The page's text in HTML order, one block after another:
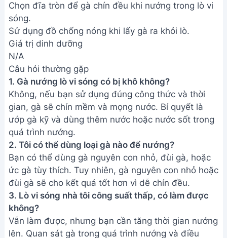
Chọn đĩa tròn để gà chín đều khi nướng trong lò vi
sóng.
Sử dụng đồ chống nóng khi lấy gà ra khỏi lò.
Giá trị dinh dưỡng
N/A
Câu hỏi thường gặp
1. Gà nướng lò vi sóng có bị khô không?
Không, nếu bạn sử dụng đúng công thức và thời
gian, gà sẽ chín mềm và mọng nước. Bí quyết là
ướp gà kỹ và dùng thêm nước hoặc nước sốt trong
quá trình nướng.
2. Tôi có thể dùng loại gà nào để nướng?
Bạn có thể dùng gà nguyên con nhỏ, đùi gà, hoặc
ức gà tùy thích. Tuy nhiên, gà nguyên con nhỏ hoặc
đùi gà sẽ cho kết quả tốt hơn vì dễ chín đều.
3. Lò vi sóng nhà tôi công suất thấp, có làm được
không?
Vẫn làm được, nhưng bạn cần tăng thời gian nướng
lên. Quan sát gà trong quá trình nướng và điều